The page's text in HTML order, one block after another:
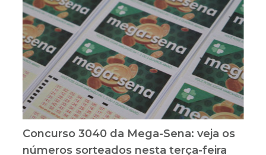
Concurso 3040 da Mega-Sena: veja os
números sorteados nesta terça-feira